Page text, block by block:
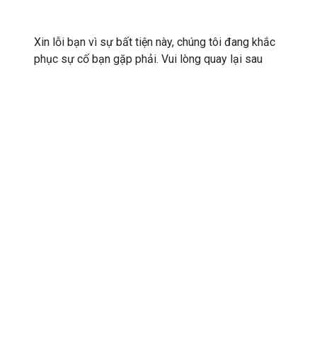
Xin lỗi bạn vì sự bất tiện này, chúng tôi đang khắc
phục sự cố bạn gặp phải. Vui lòng quay lại sau